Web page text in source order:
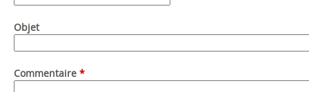
Objet
Commentaire *